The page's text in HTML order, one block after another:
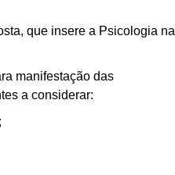
que insere a Psicologia na
manifestação das
a considerar: